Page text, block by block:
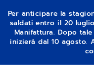
Per anticipare la
saldati entro il 20
Manifattura. Dopo
inizierà dal 10 agosto.
CHRONOMASTER REVIVAL
SHADOW